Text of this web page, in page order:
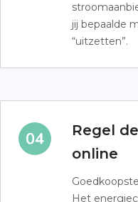
jij bepaalde
“uitzetten”.
Regel
online
Het